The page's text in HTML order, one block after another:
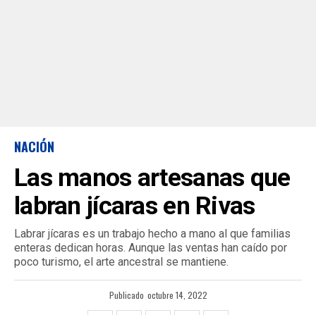
NACIÓN
Las manos artesanas que
labran jícaras en Rivas
Labrar jícaras es un trabajo hecho a mano al que familias
enteras dedican horas. Aunque las ventas han caído por
poco turismo, el arte ancestral se mantiene.
Publicado octubre 14, 2022